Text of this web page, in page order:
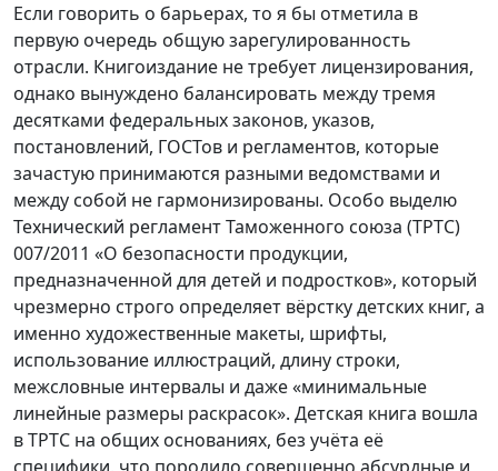
Если говорить о барьерах, то я бы отметила в
первую очередь общую зарегулированность
отрасли. Книгоиздание не требует лицензирования,
однако вынуждено балансировать между тремя
десятками федеральных законов, указов,
постановлений, ГОСТов и регламентов, которые
зачастую принимаются разными ведомствами и
между собой не гармонизированы. Особо выделю
Технический регламент Таможенного союза (ТРТС)
007/2011 «О безопасности продукции,
предназначенной для детей и подростков», который
чрезмерно строго определяет вёрстку детских книг, а
именно художественные макеты, шрифты,
использование иллюстраций, длину строки,
межсловные интервалы и даже «минимальные
линейные размеры раскрасок». Детская книга вошла
в ТРТС на общих основаниях, без учёта её